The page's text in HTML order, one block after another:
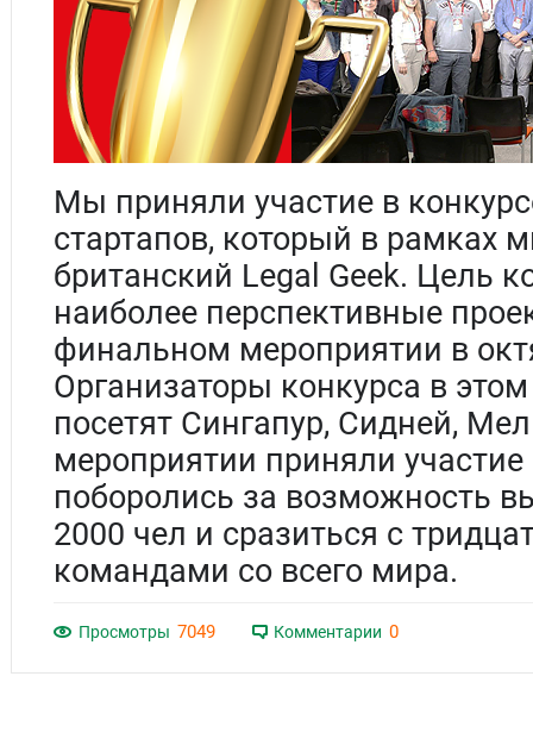
Мы приняли участие в
стартапов, который в рамках
британский Legal Geek. Цель
наиболее перспективные
финальном мероприятии в
Организаторы конкурса в
посетят Сингапур, Сидней,
мероприятии приняли
поборолись за возможность
2000 чел и сразиться с
командами со всего мира.
Просмотры 7049 Комментарии 0